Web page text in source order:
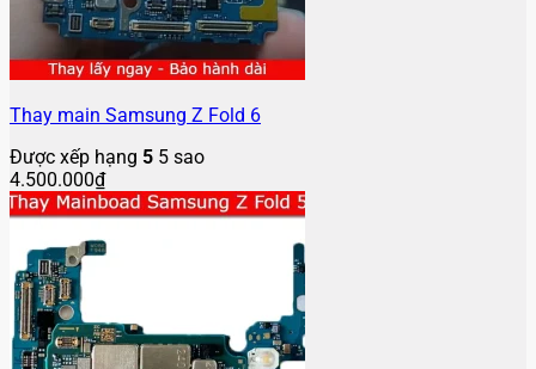
Thay main Samsung Z Fold 6
Được xếp hạng 5 5 sao
4.500.000₫